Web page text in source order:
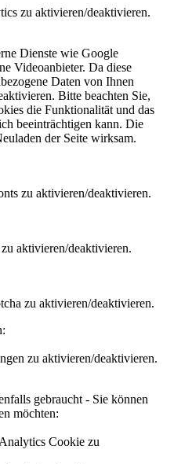
zu aktivieren/deaktivieren.
Dienste wie Google
Videoanbieter. Da diese
Daten von Ihnen
Bitte beachten Sie,
die Funktionalität und das
beeinträchtigen kann. Die
der Seite wirksam.
zu aktivieren/deaktivieren.
aktivieren/deaktivieren.
zu aktivieren/deaktivieren.
zu aktivieren/deaktivieren.
gebraucht - Sie können
möchten:
Cookie zu